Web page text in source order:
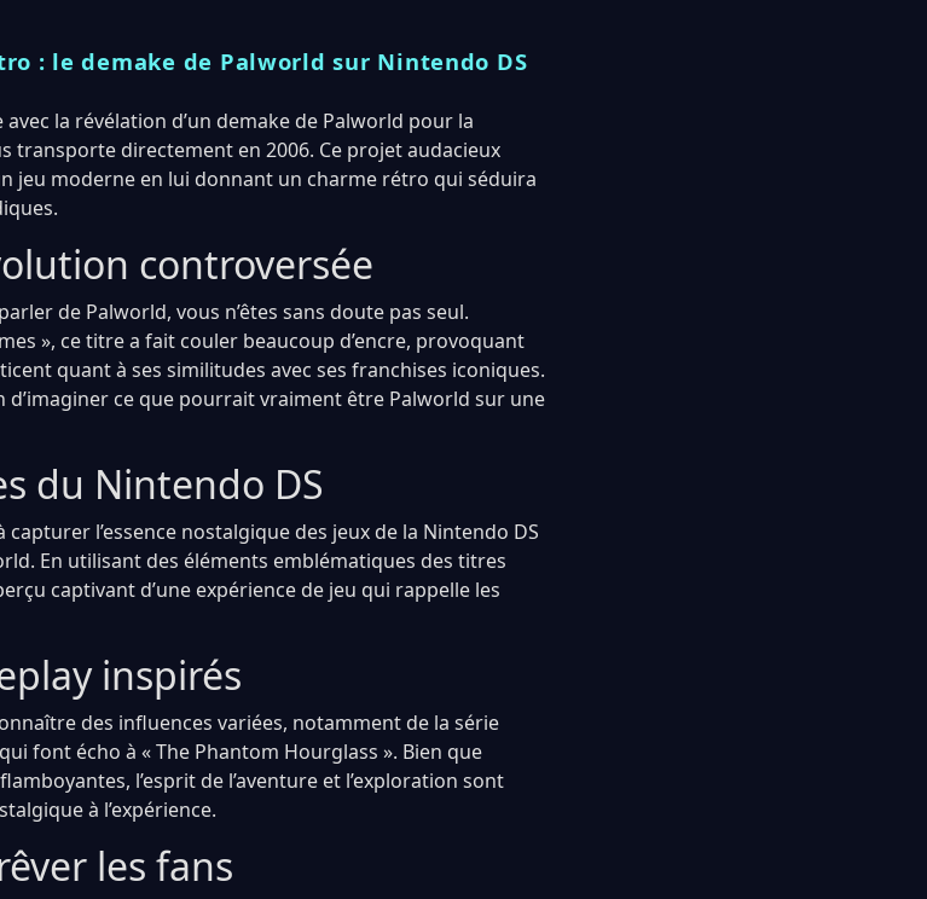
: le demake de Palworld sur Nintendo DS
la révélation d’un demake de Palworld pour la
transporte directement en 2006. Ce projet audacieux
jeu moderne en lui donnant un charme rétro qui séduira
controversée
de Palworld, vous n’êtes sans doute pas seul.
», ce titre a fait couler beaucoup d’encre, provoquant
quant à ses similitudes avec ses franchises iconiques.
d’imaginer ce que pourrait vraiment être Palworld sur une
du Nintendo DS
capturer l’essence nostalgique des jeux de la Nintendo DS
En utilisant des éléments emblématiques des titres
captivant d’une expérience de jeu qui rappelle les
inspirés
des influences variées, notamment de la série
font écho à « The Phantom Hourglass ». Bien que
l’esprit de l’aventure et l’exploration sont
à l’expérience.
les fans